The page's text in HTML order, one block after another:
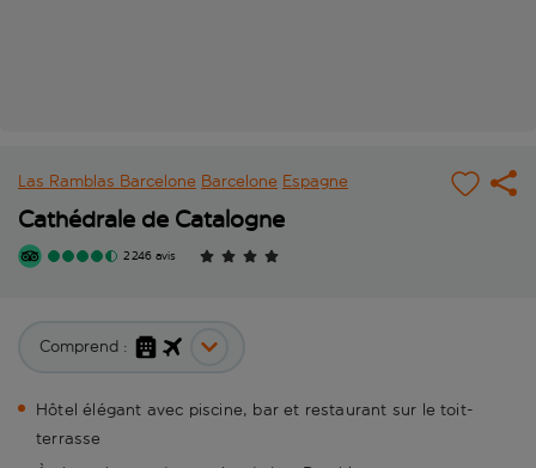
Las Ramblas Barcelone Barcelone Espagne
Cathédrale de Catalogne
2 246 avis
Comprend :
Hôtel élégant avec piscine, bar et restaurant sur le toit-
terrasse